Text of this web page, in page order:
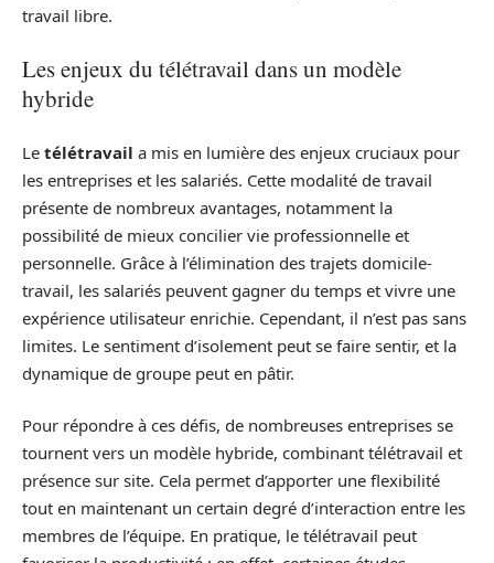
travail libre.
Les enjeux du télétravail dans un modèle
hybride
Le télétravail a mis en lumière des enjeux cruciaux pour
les entreprises et les salariés. Cette modalité de travail
présente de nombreux avantages, notamment la
possibilité de mieux concilier vie professionnelle et
personnelle. Grâce à l’élimination des trajets domicile-
travail, les salariés peuvent gagner du temps et vivre une
expérience utilisateur enrichie. Cependant, il n’est pas sans
limites. Le sentiment d’isolement peut se faire sentir, et la
dynamique de groupe peut en pâtir.
Pour répondre à ces défis, de nombreuses entreprises se
tournent vers un modèle hybride, combinant télétravail et
présence sur site. Cela permet d’apporter une flexibilité
tout en maintenant un certain degré d’interaction entre les
membres de l’équipe. En pratique, le télétravail peut